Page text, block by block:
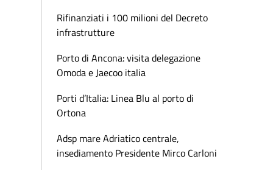
Rifinanziati i 100 milioni del Decreto
infrastrutture
Porto di Ancona: visita delegazione
Omoda e Jaecoo italia
Porti d’Italia: Linea Blu al porto di
Ortona
Adsp mare Adriatico centrale,
insediamento Presidente Mirco Carloni